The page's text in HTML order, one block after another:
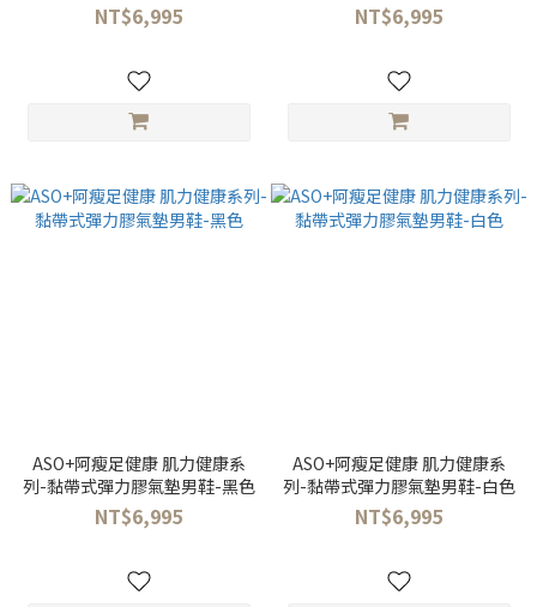
NT$6,995 NT$6,995
ASO+阿瘦足健康 肌力健康系
列-黏帶式彈力膠氣墊男鞋-黑色
NT$6,995
ASO+阿瘦足健康 肌力健康系
列-黏帶式彈力膠氣墊男鞋-白色
NT$6,995